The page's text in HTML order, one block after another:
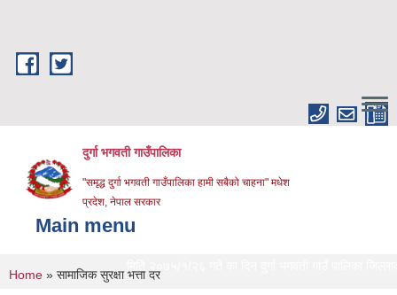
दुर्गा भगवती गाउँपालिका
"समृद्ध दुर्गा भगवती गाउँपालिका हामी सबैको चाहना" मधेश
प्रदेश, नेपाल सरकार
Main menu
You are here
Home » सामाजिक सुरक्षा भत्ता दर